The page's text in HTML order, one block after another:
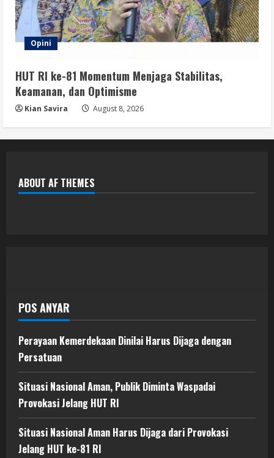
Opini
HUT RI ke-81 Momentum Menjaga Stabilitas,
Keamanan, dan Optimisme
Kian Savira August 8, 2026
ABOUT AF THEMES
POS ANYAR
Perayaan Kemerdekaan Dinilai Harus Dijaga dengan
Persatuan
Situasi Nasional Aman, Publik Diminta Waspadai
Provokasi Jelang HUT RI
Situasi Nasional Aman Harus Dijaga dari Provokasi
Jelang HUT ke-81 RI